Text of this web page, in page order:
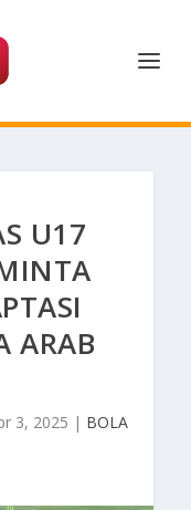
U17
ARAB
3, 2025 | BOLA